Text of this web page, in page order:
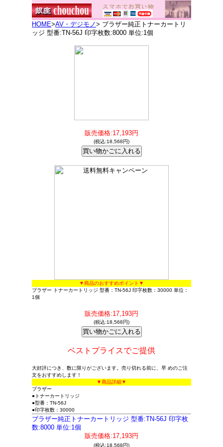
HOME>AV・デジモノ> ブラザー純正トナーカートリ
ッジ 型番:TN-56J 印字枚数:8000 単位:1個
販売価格:17,193円
(税込:18,568円)
▼商品のおすすめポイント▼
ブラザー トナーカートリッジ 型番：TN-56J 印字枚数：30000 単位：
1個
販売価格:17,193円
(税込:18,568円)
ベストプライスでご提供
大好評につき、数に限りがございます。売り切れる前に、早 めのご注
文をおすすめします！
▼商品詳細▼
ブラザー
●トナーカートリッジ
●型番：TN-56J
●印字枚数：30000
ブラザー純正トナーカートリッジ 型番:TN-56J 印字枚
数:8000 単位:1個
販売価格:17,193円
(税込:18,568円)